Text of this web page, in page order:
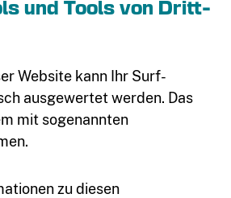
und Tools von Dritt­
Website kann Ihr Surf-
ausgewertet werden. Das
mit sogenannten
zu diesen